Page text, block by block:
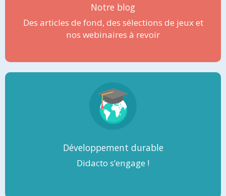
Notre blog
Des articles de fond, des sélections de jeux et
nos webinaires à revoir
Développement durable
Didacto s’engage !